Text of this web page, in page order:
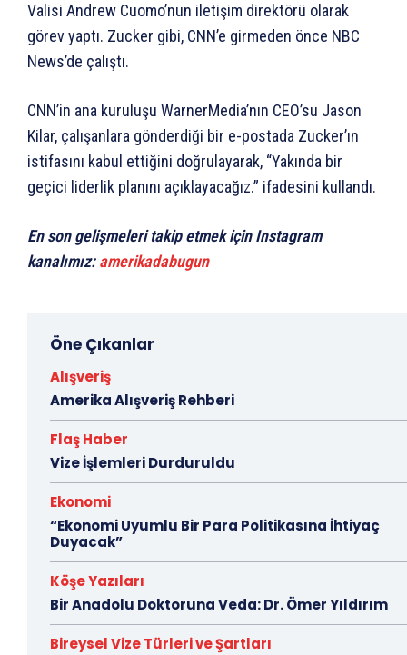
Valisi Andrew Cuomo’nun iletişim direktörü olarak
görev yaptı. Zucker gibi, CNN’e girmeden önce NBC
News’de çalıştı.
CNN’in ana kuruluşu WarnerMedia’nın CEO’su Jason
Kilar, çalışanlara gönderdiği bir e-postada Zucker’ın
istifasını kabul ettiğini doğrulayarak, “Yakında bir
geçici liderlik planını açıklayacağız.” ifadesini kullandı.
En son gelişmeleri takip etmek için Instagram
kanalımız:amerikadabugun
Öne Çıkanlar
Alışveriş
Amerika Alışveriş Rehberi
Flaş Haber
Vize İşlemleri Durduruldu
Ekonomi
“Ekonomi Uyumlu Bir Para Politikasına İhtiyaç
Duyacak”
Köşe Yazıları
Bir Anadolu Doktoruna Veda: Dr. Ömer Yıldırım
Bireysel Vize Türleri ve Şartları